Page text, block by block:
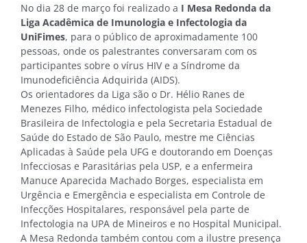
No dia 28 de março foi realizado a I Mesa Redonda da
Liga Acadêmica de Imunologia e Infectologia da
UniFimes, para o público de aproximadamente 100
pessoas, onde os palestrantes conversaram com os
participantes sobre o vírus HIV e a Síndrome da
Imunodeficiência Adquirida (AIDS).
Os orientadores da Liga são o Dr. Hélio Ranes de
Menezes Filho, médico infectologista pela Sociedade
Brasileira de Infectologia e pela Secretaria Estadual de
Saúde do Estado de São Paulo, mestre me Ciências
Aplicadas à Saúde pela UFG e doutorando em Doenças
Infecciosas e Parasitárias pela USP, e a enfermeira
Manuce Aparecida Machado Borges, especialista em
Urgência e Emergência e especialista em Controle de
Infecções Hospitalares, responsável pela parte de
Infectologia na UPA de Mineiros e no Hospital Municipal.
A Mesa Redonda também contou com a ilustre presença